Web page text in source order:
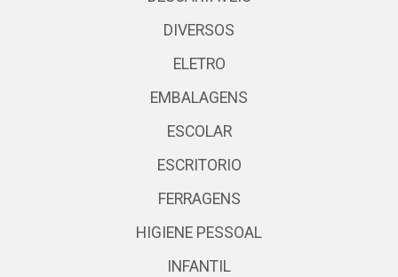
DIVERSOS
ELETRO
EMBALAGENS
ESCOLAR
ESCRITORIO
FERRAGENS
HIGIENE PESSOAL
INFANTIL